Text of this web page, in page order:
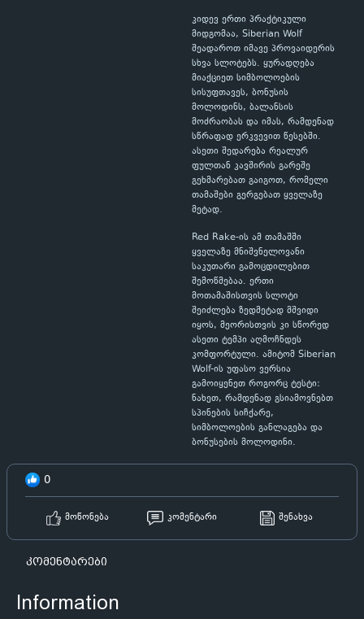
კიდევ ერთი პრაქტიკული
მიდგომაა, Siberian Wolf
შეადაროთ იმავე პროვაიდერის
სხვა სლოტებს. ყურადღება
მიაქციეთ სიმბოლოების
სისუფთავეს, ბონუსის
მოლოდინს, ბალანსის
მოძრაობას და იმას, რამდენად
სწრაფად ერკვევით წესებში.
ასეთი შედარება რეალურ
ფულთან კავშირის გარეშე
გეხმარებათ გაიგოთ, რომელი
თამაშები გერგებათ ყველაზე
მეტად.
Red Rake-ის ამ თამაშში
ყველაზე მნიშვნელოვანი
საკუთარი გამოცდილებით
შემოწმებაა. ერთი
მოთამაშისთვის სლოტი
შეიძლება ზედმეტად მშვიდი
იყოს, მეორისთვის კი სწორედ
ასეთი ტემპი აღმოჩნდეს
კომფორტული. ამიტომ Siberian
Wolf-ის უფასო ვერსია
გამოიყენეთ როგორც ტესტი:
ნახეთ, რამდენად გსიამოვნებთ
სპინების სიჩქარე,
სიმბოლოების განლაგება და
ბონუსების მოლოდინი.
0
მოწონება კომენტარი შენახვა
კომენტარები
Information